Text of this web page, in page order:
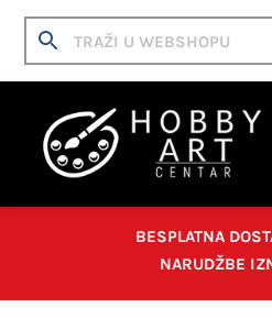
BESPLATNA
NARUDŽBE